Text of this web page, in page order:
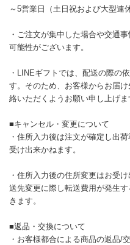
～5営業日（土日祝および大型連
・ご注文が集中した場合や交通
可能性がございます。
・LINEギフトでは、配送の際の
す。そのため、お客様からお届
絡いただくようお願い申し上げま
■キャンセル・変更について
・住所入力後は注文が確定し出
受け出来かねます。
・住所入力後の住所変更はお受
送先変更に際し転送費用が発生
きます。
■返品・交換について
・お客様都合による商品の返品/